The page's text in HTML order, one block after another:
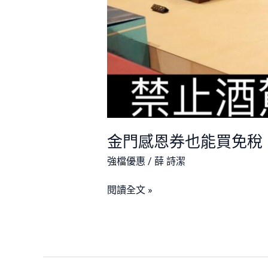
金門感恩券也能買免稅
強檔優惠 / 薛 詩潔
閱讀全文 »